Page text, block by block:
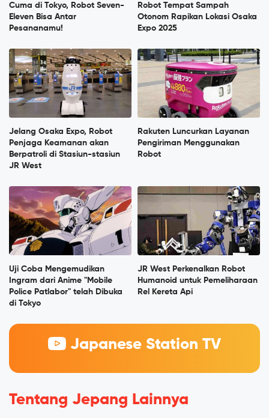
Cuma di Tokyo, Robot Seven-
Eleven Bisa Antar
Pesananamu!
Robot Tempat Sampah
Otonom Rapikan Lokasi Osaka
Expo 2025
Jelang Osaka Expo, Robot
Penjaga Keamanan akan
Berpatroli di Stasiun-stasiun
JR West
Rakuten Luncurkan Layanan
Pengiriman Menggunakan
Robot
Uji Coba Mengemudikan
Ingram dari Anime "Mobile
Police Patlabor" telah Dibuka
di Tokyo
JR West Perkenalkan Robot
Humanoid untuk Pemeliharaan
Rel Kereta Api
Japanese Station TV
Tentang Jepang Lainnya